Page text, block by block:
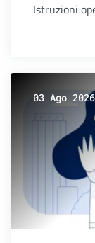
Istruzioni
03 Ago 2026